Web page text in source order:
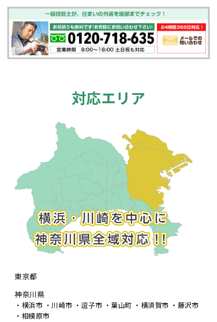
対応エリア
東京都
神奈川県
横浜市 川崎市 逗子市 葉山町 横須賀市
藤沢市
相模原市